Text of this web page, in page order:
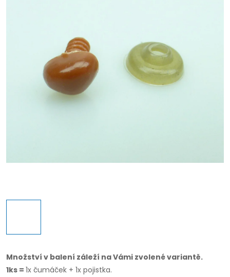
Množství v balení záleží na Vámi zvolené variantě.
1ks = 1x čumáček + 1x pojistka.